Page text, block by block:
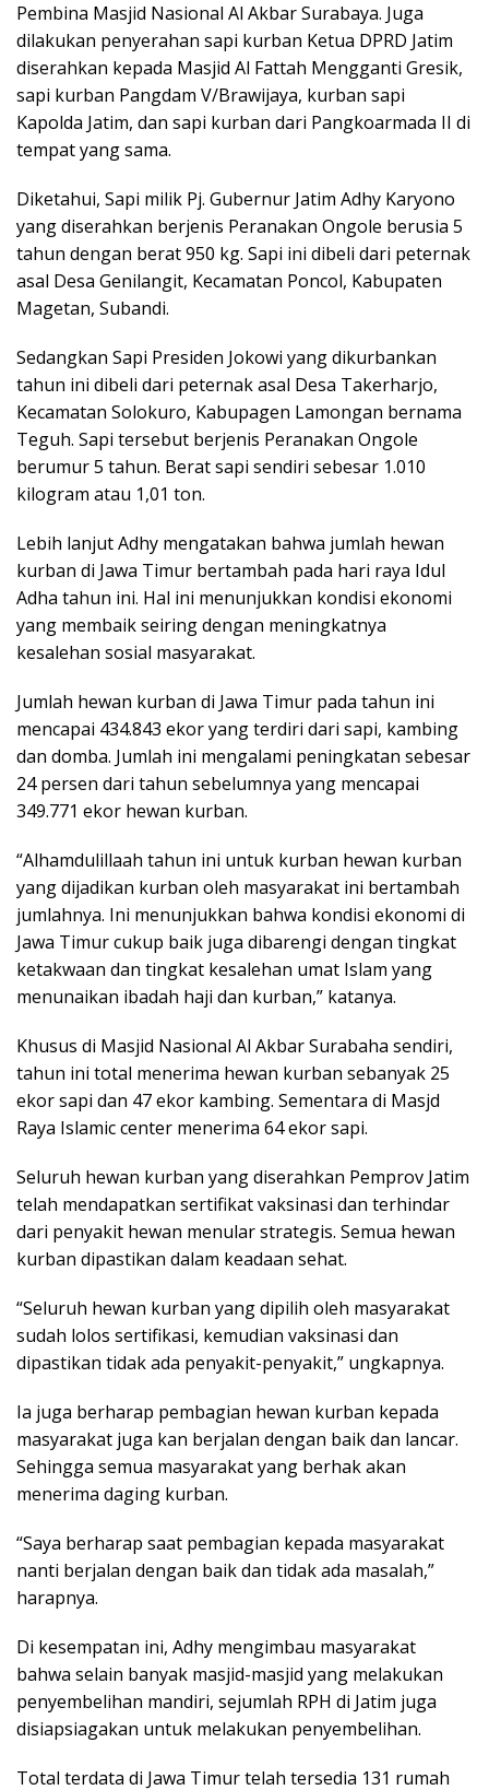
Pembina Masjid Nasional Al Akbar Surabaya. Juga
dilakukan penyerahan sapi kurban Ketua DPRD Jatim
diserahkan kepada Masjid Al Fattah Mengganti Gresik,
sapi kurban Pangdam V/Brawijaya, kurban sapi
Kapolda Jatim, dan sapi kurban dari Pangkoarmada II di
tempat yang sama.
Diketahui, Sapi milik Pj. Gubernur Jatim Adhy Karyono
yang diserahkan berjenis Peranakan Ongole berusia 5
tahun dengan berat 950 kg. Sapi ini dibeli dari peternak
asal Desa Genilangit, Kecamatan Poncol, Kabupaten
Magetan, Subandi.
Sedangkan Sapi Presiden Jokowi yang dikurbankan
tahun ini dibeli dari peternak asal Desa Takerharjo,
Kecamatan Solokuro, Kabupagen Lamongan bernama
Teguh. Sapi tersebut berjenis Peranakan Ongole
berumur 5 tahun. Berat sapi sendiri sebesar 1.010
kilogram atau 1,01 ton.
Lebih lanjut Adhy mengatakan bahwa jumlah hewan
kurban di Jawa Timur bertambah pada hari raya Idul
Adha tahun ini. Hal ini menunjukkan kondisi ekonomi
yang membaik seiring dengan meningkatnya
kesalehan sosial masyarakat.
Jumlah hewan kurban di Jawa Timur pada tahun ini
mencapai 434.843 ekor yang terdiri dari sapi, kambing
dan domba. Jumlah ini mengalami peningkatan sebesar
24 persen dari tahun sebelumnya yang mencapai
349.771 ekor hewan kurban.
“Alhamdulillaah tahun ini untuk kurban hewan kurban
yang dijadikan kurban oleh masyarakat ini bertambah
jumlahnya. Ini menunjukkan bahwa kondisi ekonomi di
Jawa Timur cukup baik juga dibarengi dengan tingkat
ketakwaan dan tingkat kesalehan umat Islam yang
menunaikan ibadah haji dan kurban,” katanya.
Khusus di Masjid Nasional Al Akbar Surabaha sendiri,
tahun ini total menerima hewan kurban sebanyak 25
ekor sapi dan 47 ekor kambing. Sementara di Masjd
Raya Islamic center menerima 64 ekor sapi.
Seluruh hewan kurban yang diserahkan Pemprov Jatim
telah mendapatkan sertifikat vaksinasi dan terhindar
dari penyakit hewan menular strategis. Semua hewan
kurban dipastikan dalam keadaan sehat.
“Seluruh hewan kurban yang dipilih oleh masyarakat
sudah lolos sertifikasi, kemudian vaksinasi dan
dipastikan tidak ada penyakit-penyakit,” ungkapnya.
Ia juga berharap pembagian hewan kurban kepada
masyarakat juga kan berjalan dengan baik dan lancar.
Sehingga semua masyarakat yang berhak akan
menerima daging kurban.
“Saya berharap saat pembagian kepada masyarakat
nanti berjalan dengan baik dan tidak ada masalah,”
harapnya.
Di kesempatan ini, Adhy mengimbau masyarakat
bahwa selain banyak masjid-masjid yang melakukan
penyembelihan mandiri, sejumlah RPH di Jatim juga
disiapsiagakan untuk melakukan penyembelihan.
Total terdata di Jawa Timur telah tersedia 131 rumah